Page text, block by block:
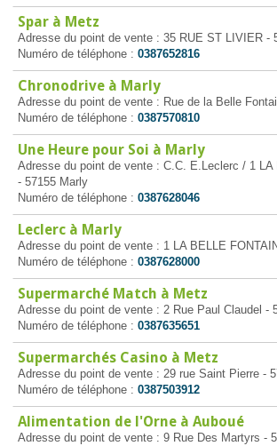
Spar à Metz
Adresse du point de vente : 35 RUE ST LIVIER -
Numéro de téléphone : 0387652816
Chronodrive à Marly
Adresse du point de vente : Rue de la Belle
Numéro de téléphone : 0387570810
Une Heure pour Soi à Marly
Adresse du point de vente : C.C. E.Leclerc / 1 LA
- 57155 Marly
Numéro de téléphone : 0387628046
Leclerc à Marly
Adresse du point de vente : 1 LA BELLE
Numéro de téléphone : 0387628000
Supermarché Match à Metz
Adresse du point de vente : 2 Rue Paul Claudel -
Numéro de téléphone : 0387635651
Supermarchés Casino à Metz
Adresse du point de vente : 29 rue Saint Pierre -
Numéro de téléphone : 0387503912
Alimentation de l'Orne à Auboué
Adresse du point de vente : 9 Rue Des Martyrs -